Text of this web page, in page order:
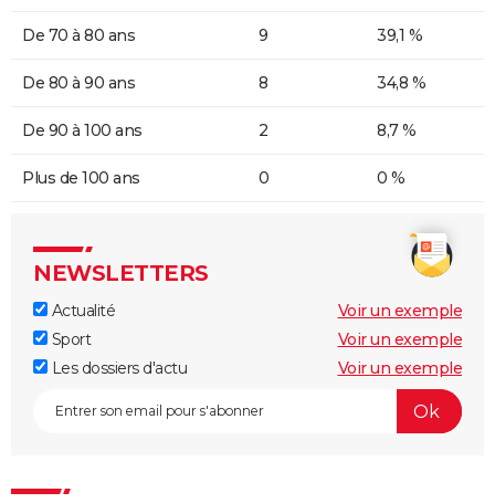
De 70 à 80 ans 9 39,1 %
De 80 à 90 ans 8 34,8 %
De 90 à 100 ans 2 8,7 %
Plus de 100 ans 0 0 %
NEWSLETTERS
Actualité
Voir un exemple
Sport
Voir un exemple
Les dossiers d'actu
Voir un exemple